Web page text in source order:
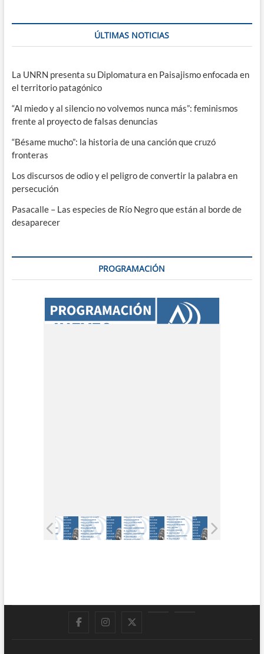
ÚLTIMAS NOTICIAS
La UNRN presenta su Diplomatura en Paisajismo enfocada en
el territorio patagónico
“Al miedo y al silencio no volvemos nunca más”: feminismos
frente al proyecto de falsas denuncias
“Bésame mucho”: la historia de una canción que cruzó
fronteras
Los discursos de odio y el peligro de convertir la palabra en
persecución
Pasacalle – Las especies de Río Negro que están al borde de
desaparecer
PROGRAMACIÓN
FacebookInstagram